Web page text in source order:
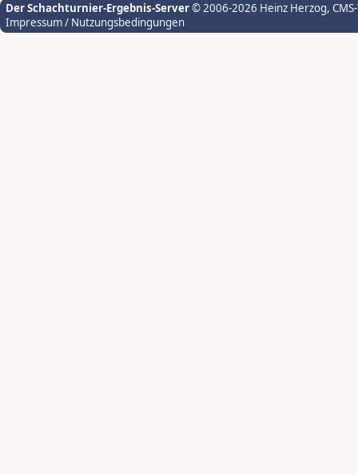
Der Schachturnier-Ergebnis-Server© 2006-2026 Heinz Herzog,
Impressum / Nutzungsbedingungen